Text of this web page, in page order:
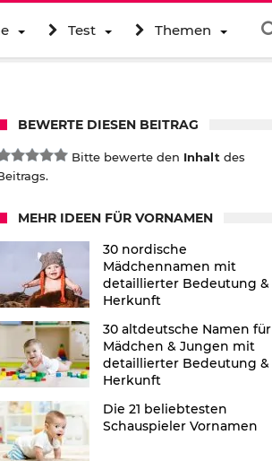
Test Themen
BEWERTE DIESEN BEITRAG
Bitte bewerte den Inhalt des
MEHR IDEEN FÜR VORNAMEN
30 nordische
Mädchennamen mit
detaillierter Bedeutung &
Herkunft
30 altdeutsche Namen für
Mädchen & Jungen mit
detaillierter Bedeutung &
Herkunft
Die 21 beliebtesten
Schauspieler Vornamen